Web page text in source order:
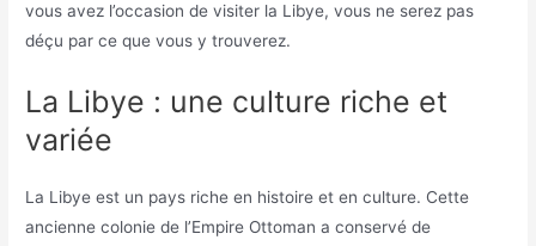
vous avez l’occasion de visiter la Libye, vous ne serez pas
déçu par ce que vous y trouverez.
La Libye : une culture riche et
variée
La Libye est un pays riche en histoire et en culture. Cette
ancienne colonie de l’Empire Ottoman a conservé de